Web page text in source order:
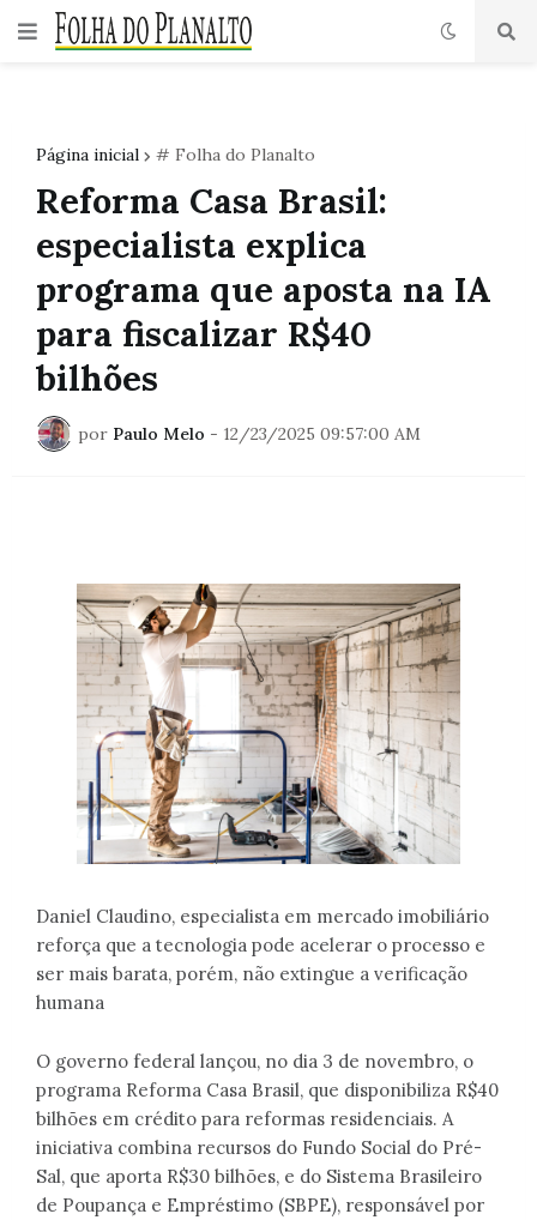
Página inicial # Folha do Planalto
Reforma Casa Brasil:
especialista explica
programa que aposta na IA
para fiscalizar R$40
bilhões
por Paulo Melo - 12/23/2025 09:57:00 AM
Daniel Claudino, especialista em mercado imobiliário
reforça que a tecnologia pode acelerar o processo e
ser mais barata, porém, não extingue a verificação
humana
O governo federal lançou, no dia 3 de novembro, o
programa Reforma Casa Brasil, que disponibiliza R$40
bilhões em crédito para reformas residenciais. A
iniciativa combina recursos do Fundo Social do Pré-
Sal, que aporta R$30 bilhões, e do Sistema Brasileiro
de Poupança e Empréstimo (SBPE), responsável por